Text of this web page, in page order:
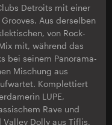
Detroits mit einer
Aus derselben
von Rock-
mit, während das
bei seinem Panorama-
Mischung aus
Komplettiert
LUPE,
Rave und
Dolly aus Tiflis,